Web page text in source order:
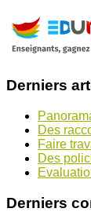
Derniers
Des
Faire
Des
Derniers